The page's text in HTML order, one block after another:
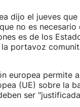
dijo el jueves
no es necesario
es de los
portavoz
europea permite
(UE) sobre la
ser